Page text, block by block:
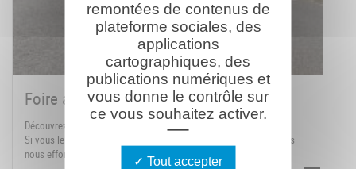
Foire aux questions
Découvrez ci-dessous les questions fréquemment posées.
Si vous le souhaitez vous pouvez nous poser votre question, nous
nous efforcerons d'y répondre dans les meilleurs délais.
remontées de contenus de
plateforme sociales, des
applications
cartographiques, des
publications numériques et
vous donne le contrôle sur
ce vous souhaitez activer.
Tout accepter